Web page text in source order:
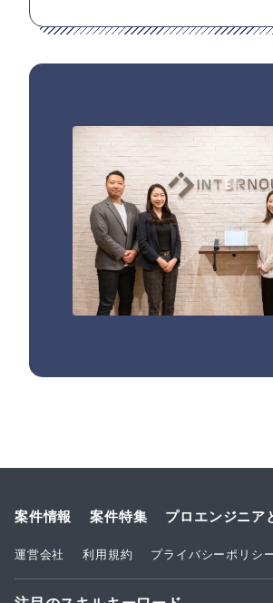
案件情報 案件特集 プロエンジニア
運営会社 利用規約 プライバシーポリシ